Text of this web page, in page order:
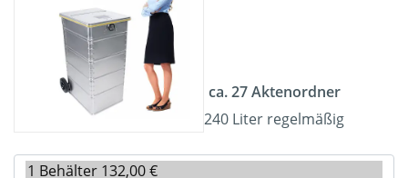
ca. 27 Aktenordner
240 Liter regelmäßig